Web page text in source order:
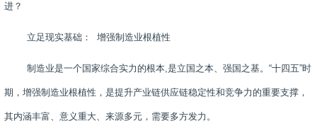
进？
立足现实基础： 增强制造业根植性
制造业是一个国家综合实力的根本,是立国之本、强国之基。“十四五”时
期，增强制造业根植性，是提升产业链供应链稳定性和竞争力的重要支撑，
其内涵丰富、意义重大、来源多元，需要多方发力。